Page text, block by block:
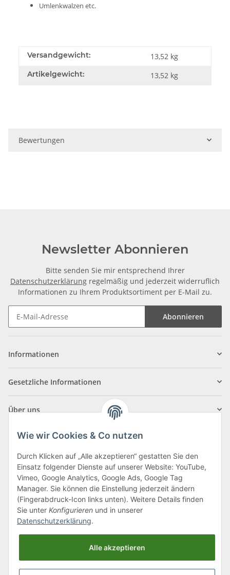
Umlenkwalzen etc.
Versandgewicht: 13,52 kg
Artikelgewicht: 13,52 kg
Bewertungen
Newsletter Abonnieren
Bitte senden Sie mir entsprechend Ihrer
Datenschutzerklärung regelmäßig und jederzeit widerruflich
Informationen zu Ihrem Produktsortiment per E-Mail zu.
Abonnieren
Informationen
Gesetzliche Informationen
Über uns
Klagenfurter Straße 29
9556 Liebenfels
Montag bis Donnerstag: 8:00 bis 16:30 Uhr
Freitag: 8:00 bis 12:00 Uhr
Tel.:0043 (0) 4262 50900
office@cncshop.at
Wie wir Cookies & Co nutzen
Durch Klicken auf „Alle akzeptieren“ gestatten Sie den
Einsatz folgender Dienste auf unserer Website: YouTube,
Vimeo, Google Analytics, Google Ads, Google Tag
Manager. Sie können die Einstellung jederzeit ändern
(Fingerabdruck-Icon links unten). Weitere Details finden
Sie unter Konfigurieren und in unserer
Datenschutzerklärung.
Alle akzeptieren